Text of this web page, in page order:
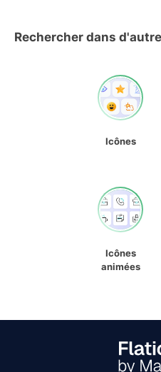
Rechercher dans
Icônes
Icônes
animées